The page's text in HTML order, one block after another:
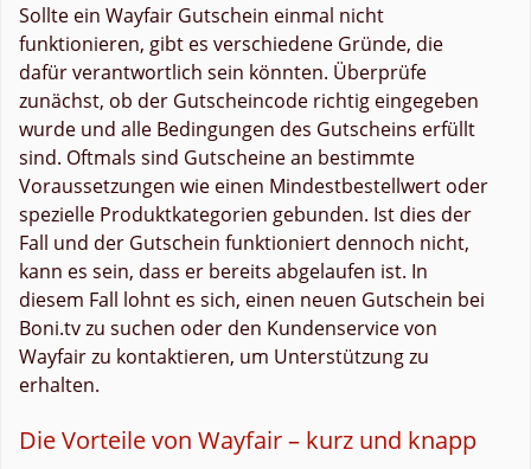
Sollte ein Wayfair Gutschein einmal nicht
funktionieren, gibt es verschiedene Gründe, die
dafür verantwortlich sein könnten. Überprüfe
zunächst, ob der Gutscheincode richtig eingegeben
wurde und alle Bedingungen des Gutscheins erfüllt
sind. Oftmals sind Gutscheine an bestimmte
Voraussetzungen wie einen Mindestbestellwert oder
spezielle Produktkategorien gebunden. Ist dies der
Fall und der Gutschein funktioniert dennoch nicht,
kann es sein, dass er bereits abgelaufen ist. In
diesem Fall lohnt es sich, einen neuen Gutschein bei
Boni.tv zu suchen oder den Kundenservice von
Wayfair zu kontaktieren, um Unterstützung zu
erhalten.
Die Vorteile von Wayfair – kurz und knapp